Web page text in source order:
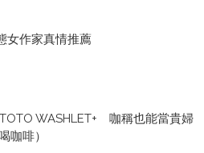
女作家真情推薦
WASHLET+ 咖稱也能當貴婦
咖啡）